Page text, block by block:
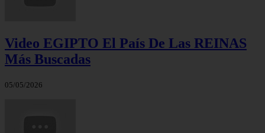
Video EGIPTO El País De Las REINAS
Más Buscadas
05/05/2026